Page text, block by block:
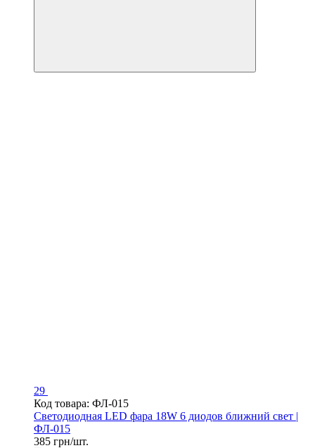
29
Код товара: ФЛ-015
Светодиодная LED фара 18W 6 диодов ближний свет |
ФЛ-015
385 грн/шт.